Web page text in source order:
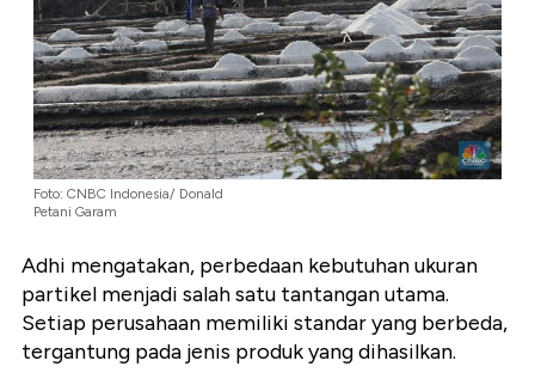
Foto: CNBC Indonesia/ Donald
Petani Garam
Adhi mengatakan, perbedaan kebutuhan ukuran
partikel menjadi salah satu tantangan utama.
Setiap perusahaan memiliki standar yang berbeda,
tergantung pada jenis produk yang dihasilkan.